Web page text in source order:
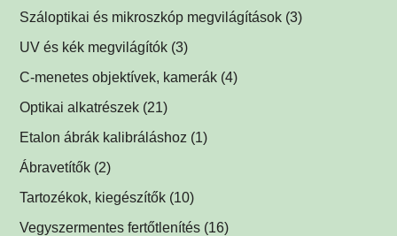
Multispektrális háttérvilágítók
Gyűrűvilágítók
(1)
Súrlófények
Égboltvilágítók
(1)
Koaxiális világítók
(2)
Háttérvilágítók
(5)
SPOT megvilágítók
SPOT vetítők
Mátrix megvilágítók
(2)
Száloptikai és mikroszkóp megvilágítások (3)
UV és kék megvilágítók (3)
UV és kék megvilágítások fluoreszcens alkalmazáshoz
C-menetes objektívek, kamerák (4)
Optikai alkatrészek (21)
Műszerüvegek
(1)
Optikai tükrök, prizmák
Lencsék
(1)
Optikai szűrők
(5)
Etalon ábrák kalibráláshoz (1)
Ábravetítők (2)
Tartozékok, kiegészítők (10)
LED tápegységek
(1)
Vegyszermentes fertőtlenítés (16)